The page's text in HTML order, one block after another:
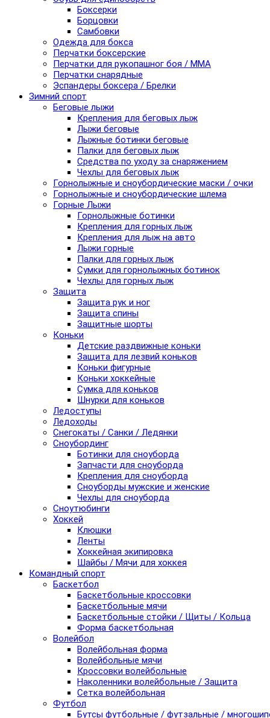
Боксерки
Борцовки
Самбовки
Одежда для бокса
Перчатки боксерские
Перчатки для рукопашног боя / ММА
Перчатки снарядные
Эспандеры боксера / Брелки
Зимний спорт
Беговые лыжи
Крепления для беговых лыж
Лыжи беговые
Лыжные ботинки беговые
Палки для беговых лыж
Средства по уходу за снаряжением
Чехлы для беговых лыж
Горнолыжные и сноубордические маски / очки
Горнолыжные и сноубордические шлема
Горные Лыжи
Горнолыжные ботинки
Крепления для горных лыж
Крепления для лыж на авто
Лыжи горные
Палки для горных лыж
Сумки для горнолыжных ботинок
Чехлы для горных лыж
Защита
Защита рук и ног
Защита спины
Защитные шорты
Коньки
Детские раздвижные коньки
Защита для лезвий коньков
Коньки фигурные
Коньки хоккейные
Сумка для коньков
Шнурки для коньков
Ледоступы
Ледоходы
Снегокаты / Санки / Ледянки
Сноубординг
Ботинки для сноуборда
Запчасти для сноуборда
Крепления для сноуборда
Сноуборды мужские и женские
Чехлы для сноуборда
Сноутюбинги
Хоккей
Клюшки
Ленты
Хоккейная экипировка
Шайбы / Мячи для хоккея
Командный спорт
Баскетбол
Баскетбольные кроссовки
Баскетбольные мячи
Баскетбольные стойки / Щиты / Кольца
Форма баскетбольная
Волейбол
Волейбольная форма
Волейбольные мячи
Кроссовки волейбольные
Наколенники волейбольные / Защита
Сетка волейбольная
Футбол
Бутсы футбольные / футзальные /